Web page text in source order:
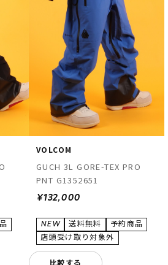
VOLCOM
GUCH 3L GORE-TEX PRO
PNT G1352651
¥132,000
比較する